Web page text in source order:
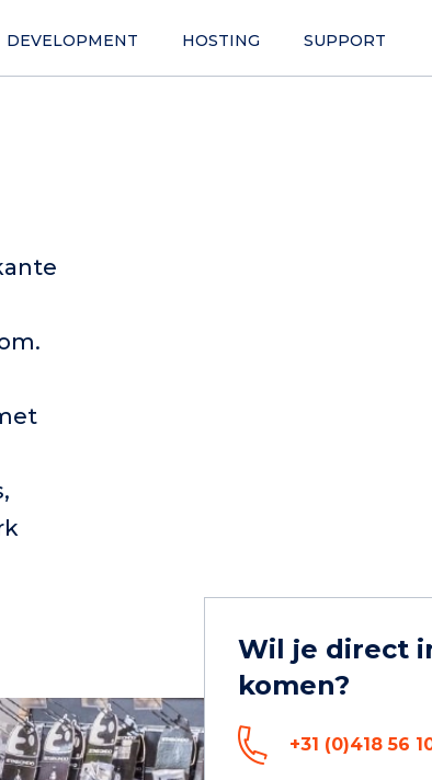
DEVELOPMENT HOSTING SUPPORT
Wil je direct
komen?
+31 (0)418 56